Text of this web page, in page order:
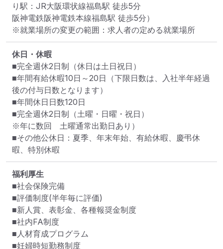
り駅：JR大阪環状線福島駅 徒歩5分
阪神電鉄阪神電鉄本線福島駅 徒歩5分）
※就業場所の変更の範囲：求人者の定める就業場所
休日・休暇
■完全週休2日制（休日は土日祝日）
■年間有給休暇10日～20日（下限日数は、入社半年経過
後の付与日数となります）
■年間休日日数120日
■完全週休2日制（土曜・日曜・祝日）
※年に数回　土曜通常出勤日あり）
■その他公休日：夏季、年末年始、有給休暇、慶弔休
暇、特別休暇
福利厚生
■社会保険完備
■評価制度(半年毎に評価)
■新人賞、表彰金、各種報奨金制度
■社内FA制度
■人材育成プログラム
■妊婦時短勤務制度